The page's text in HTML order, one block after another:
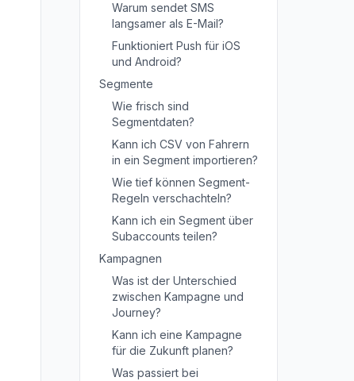
Warum sendet SMS
langsamer als E-Mail?
Funktioniert Push für iOS
und Android?
Segmente
Wie frisch sind
Segmentdaten?
Kann ich CSV von Fahrern
in ein Segment importieren?
Wie tief können Segment-
Regeln verschachteln?
Kann ich ein Segment über
Subaccounts teilen?
Kampagnen
Was ist der Unterschied
zwischen Kampagne und
Journey?
Kann ich eine Kampagne
für die Zukunft planen?
Was passiert bei